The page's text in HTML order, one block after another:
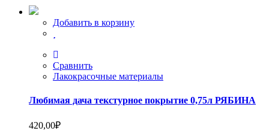
Добавить в корзину
Сравнить
Лакокрасочные материалы
Любимая дача текстурное покрытие 0,75л РЯБИНА
420,00₽